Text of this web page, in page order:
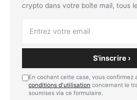
crypto dans votre boîte mail, tous
S'inscrire ›
En cochant cette case, vous confirmez
conditions d'utilisation concernant le
soumises via ce formulaire.